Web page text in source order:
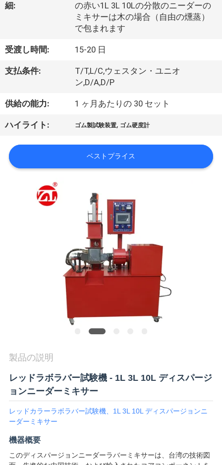
に
つ
い
工
場
達
に
連
絡
し
な
細:
の赤い1L 3L 10Lの分散のニーダーの
ミキサーは木の場合（自由の燻蒸）
で包まれます
受渡し時間: 15-20 日
支払条件:
T/T,L/C,ウェスタン・ユニオ
ン,D/A,D/P
供給の能力: 1 ヶ月あたりの 30 セット
ハイライト: ゴム製試験装置, ゴム硬度計
ベストプライス
製品の説明
レッドラボラバー試験機 - 1L 3L 10L ディスパージ
ョンニーダーミキサー
レッドカラーラボラバー試験機、1L 3L 10L ディスパージョンニ
ーダーミキサー
機器概要
このディスパージョンニーダーラバーミキサーは、台湾の技術図